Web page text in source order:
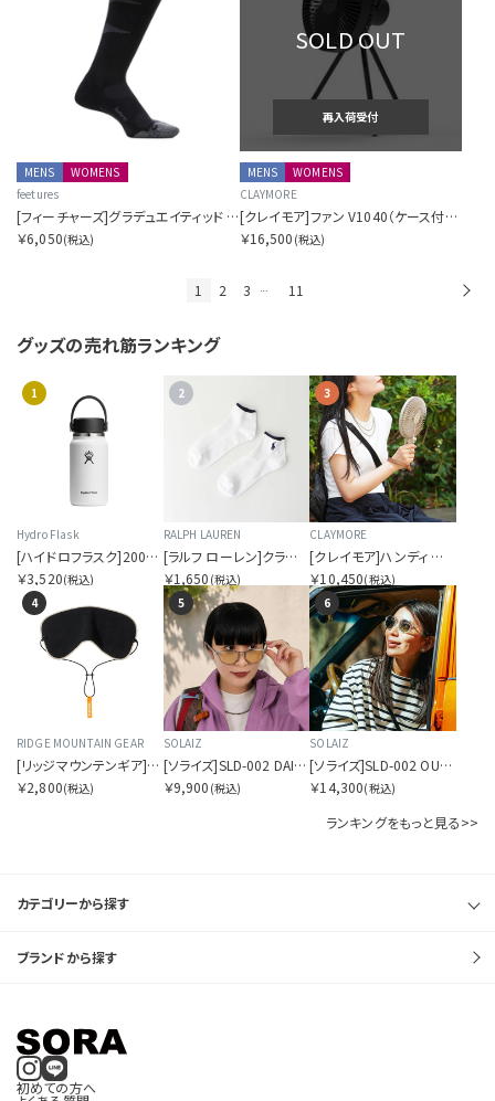
MENS
WOMENS
feetures
[フィーチャーズ]グラデュエイティッド コンプレッション ライト クッション ニーハイ
￥6,050(税込)
SOLD OUT
再入荷受付
MENS
WOMENS
CLAYMORE
[クレイモア]ファン V1040（ケース付き）
￥16,500 (税込)
1 2 3 … 11
グッズの売れ筋ランキング
1
Hydro Flask
[ハイドロフラスク]200ml マイクロハイドロ
￥3,520(税込)
2
RALPH LAUREN
[ラルフ ローレン]クラシック ワンポイント刺繍 ショート ソックス メンズ
￥1,650 (税込)
3
CLAYMORE
[クレイモア]ハンディ エー
￥10,450(税込)
4
RIDGE MOUNTAIN GEAR
[リッジマウンテンギア]スリープ ウォーム
￥2,800(税込)
5
SOLAIZ
[ソライズ]SLD-002 DAILY USE ボストン
￥9,900 (税込)
6
SOLAIZ
[ソライズ]SLD-002 OUTDOOR USE ボストン 偏光モデル
￥14,300(税込)
ランキングをもっと見る>>
カテゴリーから探す
ブランドから探す
初めての方へ